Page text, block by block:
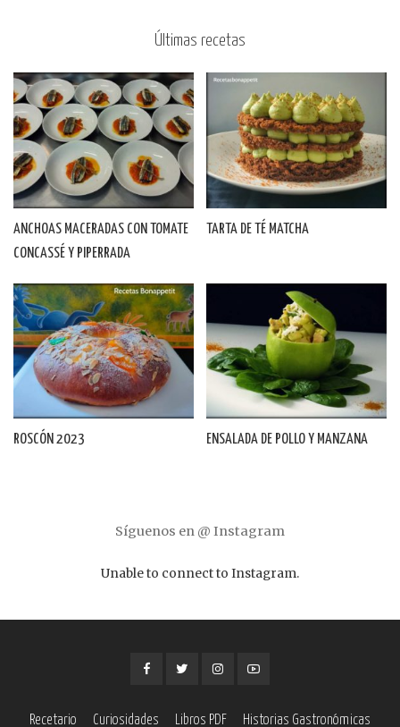
Últimas recetas
ANCHOAS MACERADAS CON TOMATE
CONCASSÉ Y PIPERRADA
TARTA DE TÉ MATCHA
ROSCÓN 2023 ENSALADA DE POLLO Y MANZANA
Síguenos en @ Instagram
Unable to connect to Instagram.
Recetario Curiosidades Libros PDF Historias Gastronómicas